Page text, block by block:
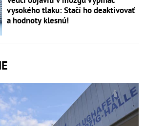
vysokého tlaku: Stačí ho deaktivovať
a hodnoty klesnú!